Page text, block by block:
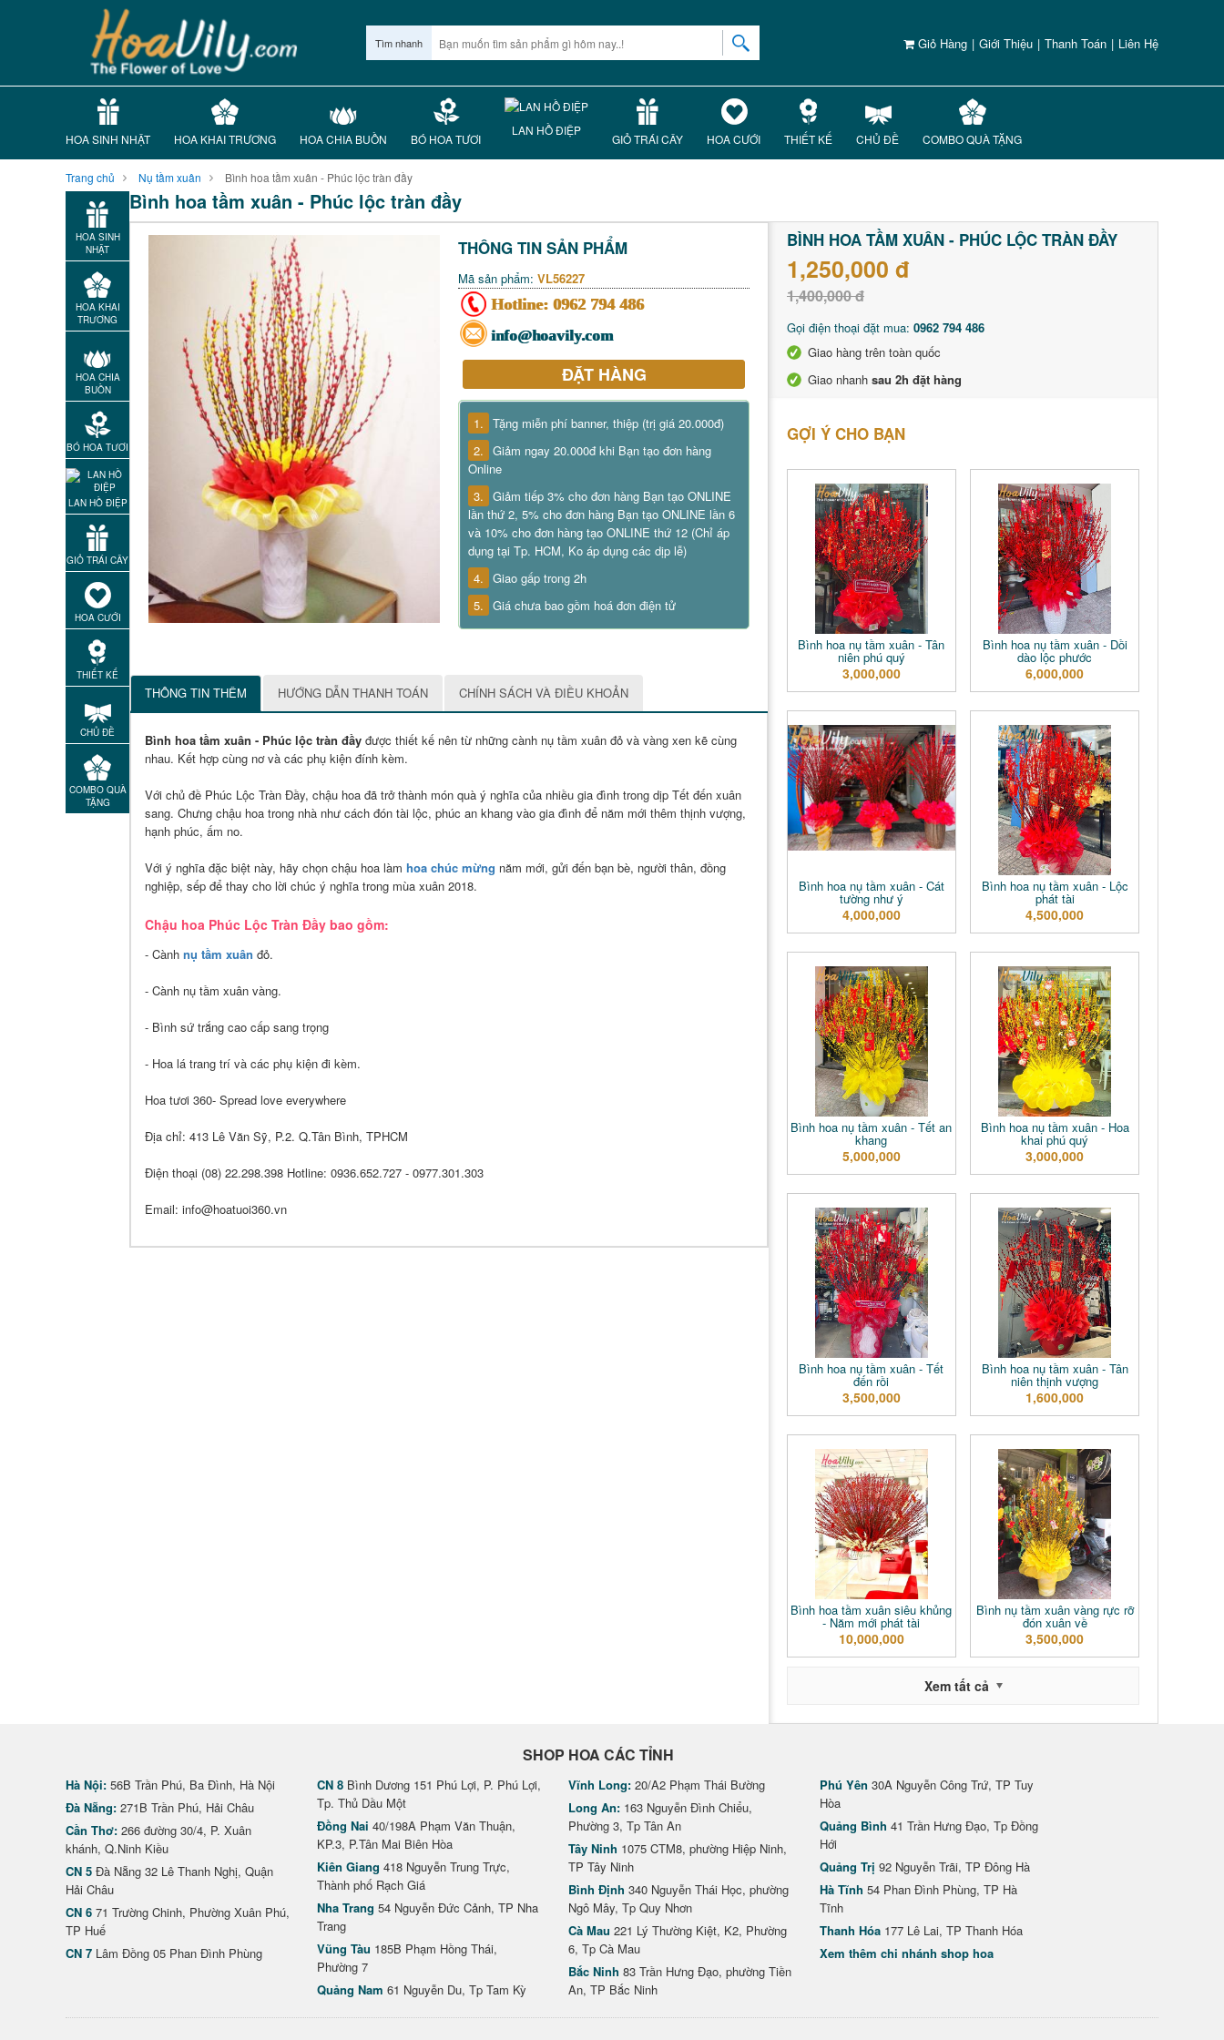
Giỏ Hàng | Giới Thiệu | Thanh Toán | Liên Hệ
Tìm nhanh
HOA SINH NHẬT HOA KHAI TRƯƠNG HOA CHIA BUỒN BÓ HOA TƯƠI
LAN HỒ ĐIỆP
GIỎ TRÁI CÂY HOA CƯỚI THIẾT KẾ CHỦ ĐỀ COMBO QUÀ TẶNG
Trang chủ Nụ tầm xuân Bình hoa tầm xuân - Phúc lộc tràn đầy
HOA SINH
NHẬT
HOA KHAI
TRƯƠNG
HOA CHIA
BUỒN
BÓ HOA TƯƠI
LAN HỒ ĐIỆP
GIỎ TRÁI CÂY
HOA CƯỚI
THIẾT KẾ
CHỦ ĐỀ
COMBO QUÀ
TẶNG
Bình hoa tầm xuân - Phúc lộc tràn đầy
THÔNG TIN SẢN PHẨM
Mã sản phẩm: VL56227
Hotline: 0962 794 486
info@hoavily.com
ĐẶT HÀNG
1. Tặng miễn phí banner, thiệp (trị giá 20.000đ)
2. Giảm ngay 20.000đ khi Bạn tạo đơn hàng
Online
3. Giảm tiếp 3% cho đơn hàng Bạn tạo ONLINE
lần thứ 2, 5% cho đơn hàng Bạn tạo ONLINE lần 6
và 10% cho đơn hàng tạo ONLINE thứ 12 (Chỉ áp
dụng tại Tp. HCM, Ko áp dụng các dịp lễ)
4. Giao gấp trong 2h
5. Giá chưa bao gồm hoá đơn điện tử
THÔNG TIN THÊM HƯỚNG DẪN THANH TOÁN CHÍNH SÁCH VÀ ĐIỀU KHOẢN
Bình hoa tầm xuân - Phúc lộc tràn đầy được thiết kế nên từ những cành nụ tầm xuân đỏ và vàng xen kẽ cùng
nhau. Kết hợp cùng nơ và các phụ kiện đính kèm.
Với chủ đề Phúc Lộc Tràn Đầy, chậu hoa đã trở thành món quà ý nghĩa của nhiều gia đình trong dịp Tết đến xuân
sang. Chưng chậu hoa trong nhà như cách đón tài lộc, phúc an khang vào gia đình để năm mới thêm thịnh vượng,
hạnh phúc, ấm no.
Với ý nghĩa đặc biệt này, hãy chọn chậu hoa làm hoa chúc mừng năm mới, gửi đến bạn bè, người thân, đồng
nghiệp, sếp để thay cho lời chúc ý nghĩa trong mùa xuân 2018.
Chậu hoa Phúc Lộc Tràn Đầy bao gồm:
- Cành nụ tầm xuân đỏ.
- Cành nụ tầm xuân vàng.
- Bình sứ trắng cao cấp sang trọng
- Hoa lá trang trí và các phụ kiện đi kèm.
Hoa tươi 360- Spread love everywhere
Địa chỉ: 413 Lê Văn Sỹ, P.2. Q.Tân Bình, TPHCM
Điện thoại (08) 22.298.398 Hotline: 0936.652.727 - 0977.301.303
Email: info@hoatuoi360.vn
BÌNH HOA TẦM XUÂN - PHÚC LỘC TRÀN ĐẦY
1,250,000 đ
1,400,000 đ
Gọi điện thoại đặt mua: 0962 794 486
Giao hàng trên toàn quốc
Giao nhanh sau 2h đặt hàng
GỢI Ý CHO BẠN
Bình hoa nụ tầm xuân - Tân
niên phú quý
3,000,000
Bình hoa nụ tầm xuân - Dồi
dào lộc phước
6,000,000
Bình hoa nụ tầm xuân - Cát
tường như ý
4,000,000
Bình hoa nụ tầm xuân - Lộc
phát tài
4,500,000
Bình hoa nụ tầm xuân - Tết an
khang
5,000,000
Bình hoa nụ tầm xuân - Hoa
khai phú quý
3,000,000
Bình hoa nụ tầm xuân - Tết
đến rồi
3,500,000
Bình hoa nụ tầm xuân - Tân
niên thịnh vượng
1,600,000
Bình hoa tầm xuân siêu khủng
- Năm mới phát tài
10,000,000
Bình nụ tầm xuân vàng rực rỡ
đón xuân về
3,500,000
Xem tất cả
SHOP HOA CÁC TỈNH
Hà Nội: 56B Trần Phú, Ba Đình, Hà Nội
Đà Nẵng: 271B Trần Phú, Hải Châu
Cần Thơ: 266 đường 30/4, P. Xuân
khánh, Q.Ninh Kiều
CN 5 Đà Nẵng 32 Lê Thanh Nghị, Quận
Hải Châu
CN 6 71 Trường Chinh, Phường Xuân Phú,
TP Huế
CN 7 Lâm Đồng 05 Phan Đình Phùng
CN 8 Bình Dương 151 Phú Lợi, P. Phú Lợi,
Tp. Thủ Dầu Một
Đồng Nai 40/198A Phạm Văn Thuận,
KP.3, P.Tân Mai Biên Hòa
Kiên Giang 418 Nguyễn Trung Trực,
Thành phố Rạch Giá
Nha Trang 54 Nguyễn Đức Cảnh, TP Nha
Trang
Vũng Tàu 185B Phạm Hồng Thái,
Phường 7
Quảng Nam 61 Nguyễn Du, Tp Tam Kỳ
Vĩnh Long: 20/A2 Phạm Thái Bường
Long An: 163 Nguyễn Đình Chiểu,
Phường 3, Tp Tân An
Tây Ninh 1075 CTM8, phường Hiệp Ninh,
TP Tây Ninh
Bình Định 340 Nguyễn Thái Học, phường
Ngô Mây, Tp Quy Nhơn
Cà Mau 221 Lý Thường Kiệt, K2, Phường
6, Tp Cà Mau
Bắc Ninh 83 Trần Hưng Đạo, phường Tiền
An, TP Bắc Ninh
Phú Yên 30A Nguyễn Công Trứ, TP Tuy
Hòa
Quảng Bình 41 Trần Hưng Đạo, Tp Đồng
Hới
Quảng Trị 92 Nguyễn Trãi, TP Đông Hà
Hà Tĩnh 54 Phan Đình Phùng, TP Hà
Tĩnh
Thanh Hóa 177 Lê Lai, TP Thanh Hóa
Xem thêm chi nhánh shop hoa